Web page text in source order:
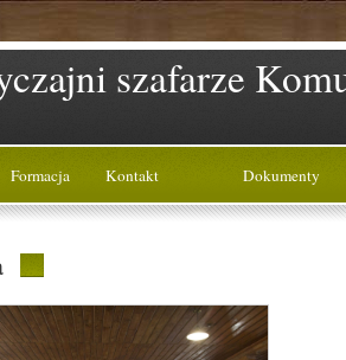
szafarze
Formacja Kontakt Dokumenty